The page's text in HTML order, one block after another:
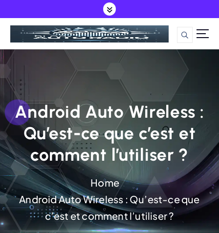
p
c
n
t
e
n
t
Guide Ultime pour tout ce qui est autoradio et infodivertissement auto
Android Auto Wireless :
Qu’est-ce que c’est et
comment l’utiliser ?
Home
Android Auto Wireless : Qu’est-ce que
c’est et comment l’utiliser ?